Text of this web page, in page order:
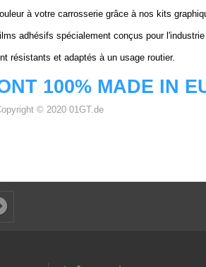
à votre carrosserie grâce à nos kits
adhésifs spécialement conçus pour
résistants et adaptés à un usage routier.
100% MADE IN
© 2020 01GT.de